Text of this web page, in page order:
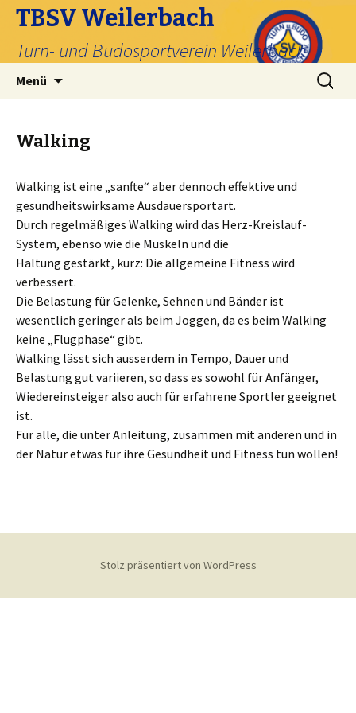
TBSV Weilerbach
Turn- und Budosportverein Weilerbach
Menü
Suche
nach:
Walking
Walking ist eine „sanfte“ aber dennoch effektive und
gesundheitswirksame Ausdauersportart.
Durch regelmäßiges Walking wird das Herz-Kreislauf-
System, ebenso wie die Muskeln und die
Haltung gestärkt, kurz: Die allgemeine Fitness wird
verbessert.
Die Belastung für Gelenke, Sehnen und Bänder ist
wesentlich geringer als beim Joggen, da es beim Walking
keine „Flugphase“ gibt.
Walking lässt sich ausserdem in Tempo, Dauer und
Belastung gut variieren, so dass es sowohl für Anfänger,
Wiedereinsteiger also auch für erfahrene Sportler geeignet
ist.
Für alle, die unter Anleitung, zusammen mit anderen und in
der Natur etwas für ihre Gesundheit und Fitness tun wollen!
Stolz präsentiert von WordPress